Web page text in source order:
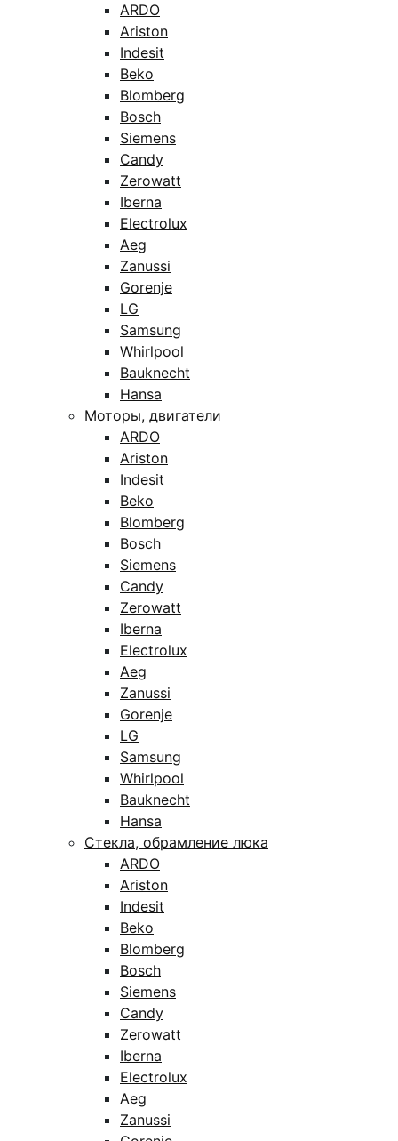
ARDO
Ariston
Indesit
Beko
Blomberg
Bosch
Siemens
Candy
Zerowatt
Iberna
Electrolux
Aeg
Zanussi
Gorenje
LG
Samsung
Whirlpool
Bauknecht
Hansa
Моторы, двигатели
ARDO
Ariston
Indesit
Beko
Blomberg
Bosch
Siemens
Candy
Zerowatt
Iberna
Electrolux
Aeg
Zanussi
Gorenje
LG
Samsung
Whirlpool
Bauknecht
Hansa
Стекла, обрамление люка
ARDO
Ariston
Indesit
Beko
Blomberg
Bosch
Siemens
Candy
Zerowatt
Iberna
Electrolux
Aeg
Zanussi